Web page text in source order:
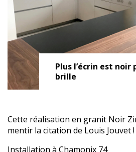
Plus l’écrin est noir
brille
Cette réalisation en granit Noir
mentir la citation de Louis Jouvet !
Installation à Chamonix 74